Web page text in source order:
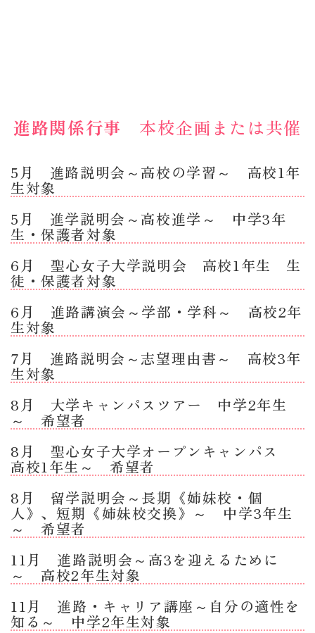
進路関係行事 本校企画または共催
5月 進路説明会～高校の学習～ 高校1年
生対象
5月 進学説明会～高校進学～ 中学3年
生・保護者対象
6月 聖心女子大学説明会 高校1年生 生
徒・保護者対象
6月 進路講演会～学部・学科～ 高校2年
生対象
7月 進路説明会～志望理由書～ 高校3年
生対象
8月 大学キャンパスツアー 中学2年生
～ 希望者
8月 聖心女子大学オープンキャンパス
高校1年生～ 希望者
8月 留学説明会～長期《姉妹校・個
人》、短期《姉妹校交換》～ 中学3年生
～ 希望者
11月 進路説明会～高3を迎えるために
～ 高校2年生対象
11月 進路・キャリア講座～自分の適性を
知る～ 中学2年生対象